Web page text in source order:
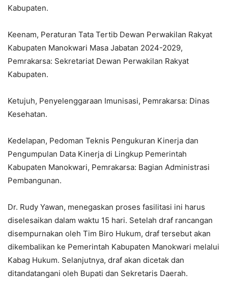
Kabupaten.
Keenam, Peraturan Tata Tertib Dewan Perwakilan Rakyat
Kabupaten Manokwari Masa Jabatan 2024-2029,
Pemrakarsa: Sekretariat Dewan Perwakilan Rakyat
Kabupaten.
Ketujuh, Penyelenggaraan Imunisasi, Pemrakarsa: Dinas
Kesehatan.
Kedelapan, Pedoman Teknis Pengukuran Kinerja dan
Pengumpulan Data Kinerja di Lingkup Pemerintah
Kabupaten Manokwari, Pemrakarsa: Bagian Administrasi
Pembangunan.
Dr. Rudy Yawan, menegaskan proses fasilitasi ini harus
diselesaikan dalam waktu 15 hari. Setelah draf rancangan
disempurnakan oleh Tim Biro Hukum, draf tersebut akan
dikembalikan ke Pemerintah Kabupaten Manokwari melalui
Kabag Hukum. Selanjutnya, draf akan dicetak dan
ditandatangani oleh Bupati dan Sekretaris Daerah.